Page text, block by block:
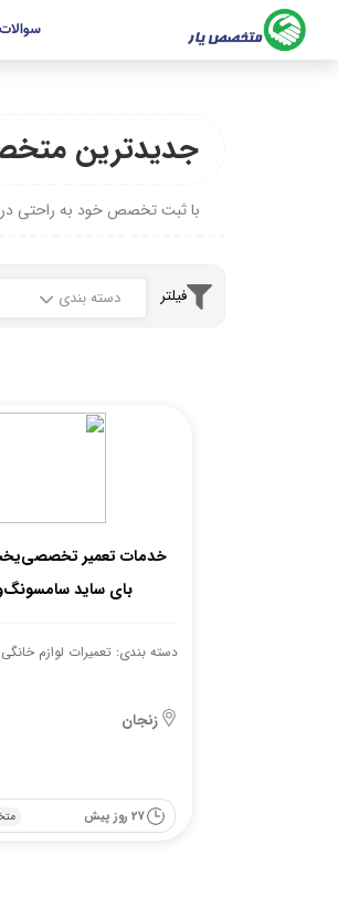
جدیدترین
با ثبت تخصص خود به راحتی در
فیلتر دسته بندی
خدمات تعمیر
بای ساید
دسته بندی: تعمیرات لوازم خانگی
زنجان
27 روز پیش